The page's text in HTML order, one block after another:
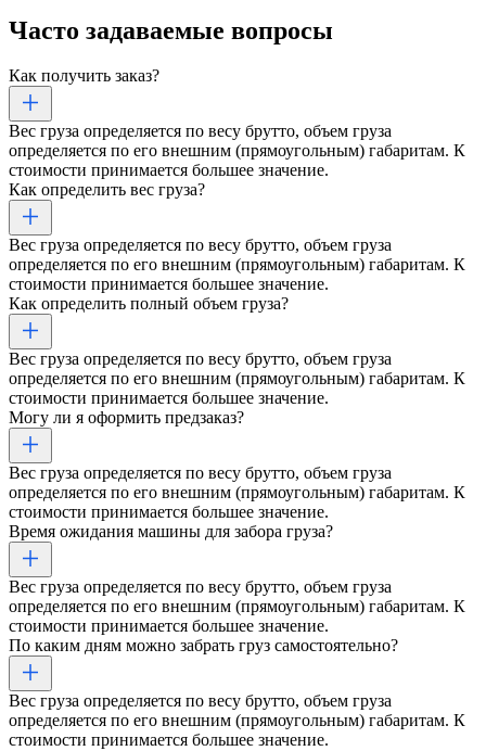
Часто задаваемые вопросы
Как получить заказ?
Вес груза определяется по весу брутто, объем груза
определяется по его внешним (прямоугольным) габаритам. К
стоимости принимается большее значение.
Как определить вес груза?
Вес груза определяется по весу брутто, объем груза
определяется по его внешним (прямоугольным) габаритам. К
стоимости принимается большее значение.
Как определить полный объем груза?
Вес груза определяется по весу брутто, объем груза
определяется по его внешним (прямоугольным) габаритам. К
стоимости принимается большее значение.
Могу ли я оформить предзаказ?
Вес груза определяется по весу брутто, объем груза
определяется по его внешним (прямоугольным) габаритам. К
стоимости принимается большее значение.
Время ожидания машины для забора груза?
Вес груза определяется по весу брутто, объем груза
определяется по его внешним (прямоугольным) габаритам. К
стоимости принимается большее значение.
По каким дням можно забрать груз самостоятельно?
Вес груза определяется по весу брутто, объем груза
определяется по его внешним (прямоугольным) габаритам. К
стоимости принимается большее значение.